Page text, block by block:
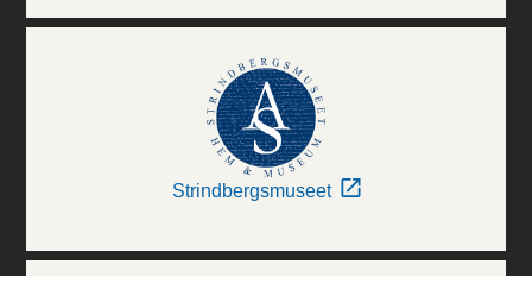
Strindbergsmuseet